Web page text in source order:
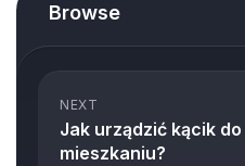
Browse
NEXT
Jak urządzić kącik
mieszkaniu?